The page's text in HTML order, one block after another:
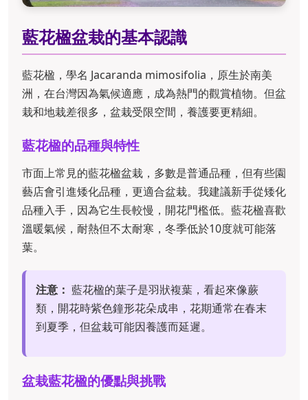
藍花楹盆栽的基本認識
藍花楹，學名 Jacaranda mimosifolia，原生於南美
洲，在台灣因為氣候適應，成為熱門的觀賞植物。但盆
栽和地栽差很多，盆栽受限空間，養護要更精細。
藍花楹的品種與特性
市面上常見的藍花楹盆栽，多數是普通品種，但有些園
藝店會引進矮化品種，更適合盆栽。我建議新手從矮化
品種入手，因為它生長較慢，開花門檻低。藍花楹喜歡
溫暖氣候，耐熱但不太耐寒，冬季低於10度就可能落
葉。
注意： 藍花楹的葉子是羽狀複葉，看起來像蕨
類，開花時紫色鐘形花朵成串，花期通常在春末
到夏季，但盆栽可能因養護而延遲。
盆栽藍花楹的優點與挑戰